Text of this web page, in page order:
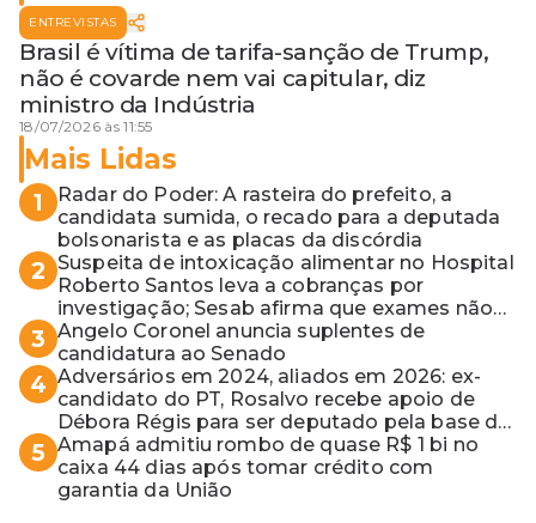
ENTREVISTAS
Brasil é vítima de tarifa-sanção de Trump,
não é covarde nem vai capitular, diz
ministro da Indústria
18/07/2026 às 11:55
Mais Lidas
1
Radar do Poder: A rasteira do prefeito, a
candidata sumida, o recado para a deputada
bolsonarista e as placas da discórdia
2
Suspeita de intoxicação alimentar no Hospital
Roberto Santos leva a cobranças por
investigação; Sesab afirma que exames não
apontaram contaminação
3 Angelo Coronel anuncia suplentes de
candidatura ao Senado
4 Adversários em 2024, aliados em 2026: ex-
candidato do PT, Rosalvo recebe apoio de
Débora Régis para ser deputado pela base de
ACM Neto
5 Amapá admitiu rombo de quase R$ 1 bi no
caixa 44 dias após tomar crédito com
garantia da União